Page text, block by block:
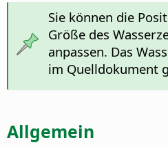
Sie können die
Größe des
anpassen. Das
im Quelldokument
Allgemein